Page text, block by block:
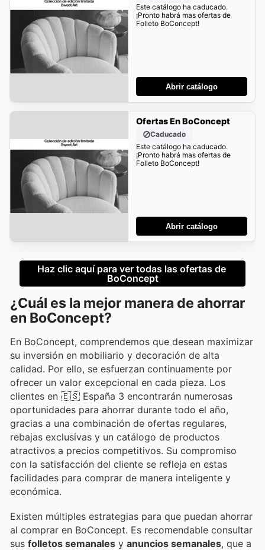
Este catálogo ha caducado.
¡Pronto habrá mas ofertas de
Folleto BoConcept!
Abrir catálogo
Ofertas En BoConcept
Caducado
Este catálogo ha caducado.
¡Pronto habrá mas ofertas de
Folleto BoConcept!
Abrir catálogo
Haz clic aquí para ver todas las ofertas de
BoConcept
¿Cuál es la mejor manera de ahorrar
en BoConcept?
En BoConcept, comprendemos que desean maximizar
su inversión en mobiliario y decoración de alta
calidad. Por ello, se esfuerzan continuamente por
ofrecer un valor excepcional en cada pieza. Los
clientes en 🇪🇸 España 3 encontrarán numerosas
oportunidades para ahorrar durante todo el año,
gracias a una combinación de ofertas regulares,
rebajas exclusivas y un catálogo de productos
atractivos a precios competitivos. Su compromiso
con la satisfacción del cliente se refleja en estas
facilidades para comprar de manera inteligente y
económica.
Existen múltiples estrategias para que puedan ahorrar
al comprar en BoConcept. Es recomendable consultar
sus folletos semanales y anuncios semanales, que a